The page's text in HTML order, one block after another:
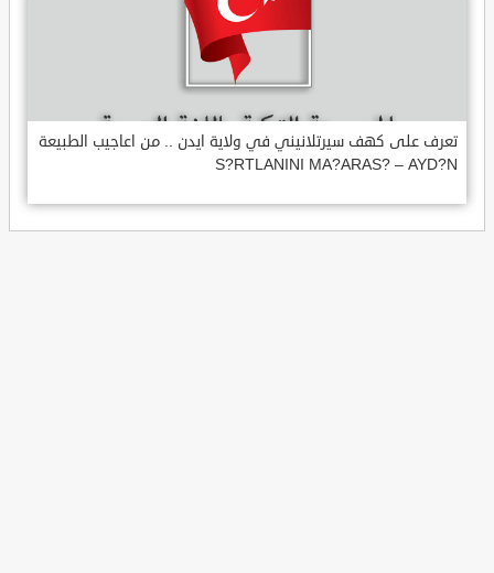
تعرف على كهف سيرتلانيني في ولاية ايدن .. من اعاجيب الطبيعة
S?RTLANINI MA?ARAS? – AYD?N